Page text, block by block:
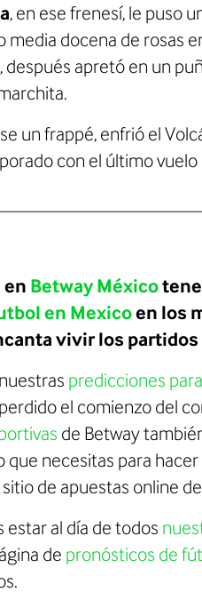
, en ese frenesí, le puso
media docena de rosas
después apretó en un
un frappé, enfrió el
con el último
en Betway México
en Mexicoen los
vivir los partidos
predicciones
el comienzo del
de Betway
que necesitas para
de apuestas online
estar al día de todos
de pronósticos de